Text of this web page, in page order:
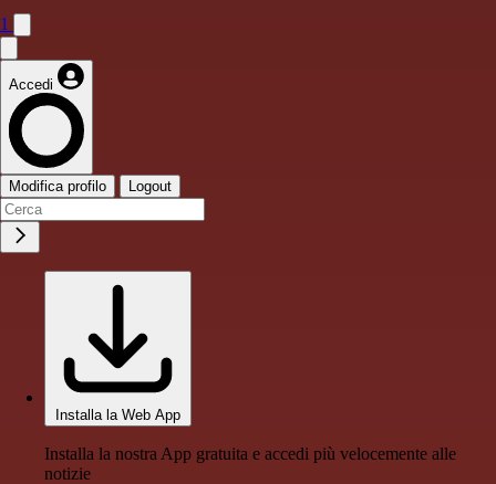
1
Accedi
Modifica profilo Logout
Installa la Web App
Installa la nostra App gratuita e accedi più velocemente alle
notizie